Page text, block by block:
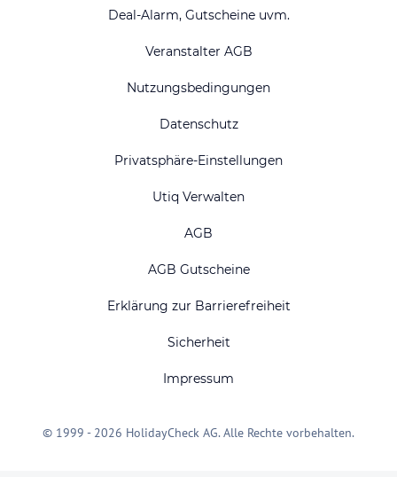
Deal-Alarm, Gutscheine uvm.
Veranstalter AGB
Nutzungsbedingungen
Datenschutz
Privatsphäre-Einstellungen
Utiq Verwalten
AGB
AGB Gutscheine
Erklärung zur Barrierefreiheit
Sicherheit
Impressum
© 1999 - 2026 HolidayCheck AG. Alle Rechte vorbehalten.